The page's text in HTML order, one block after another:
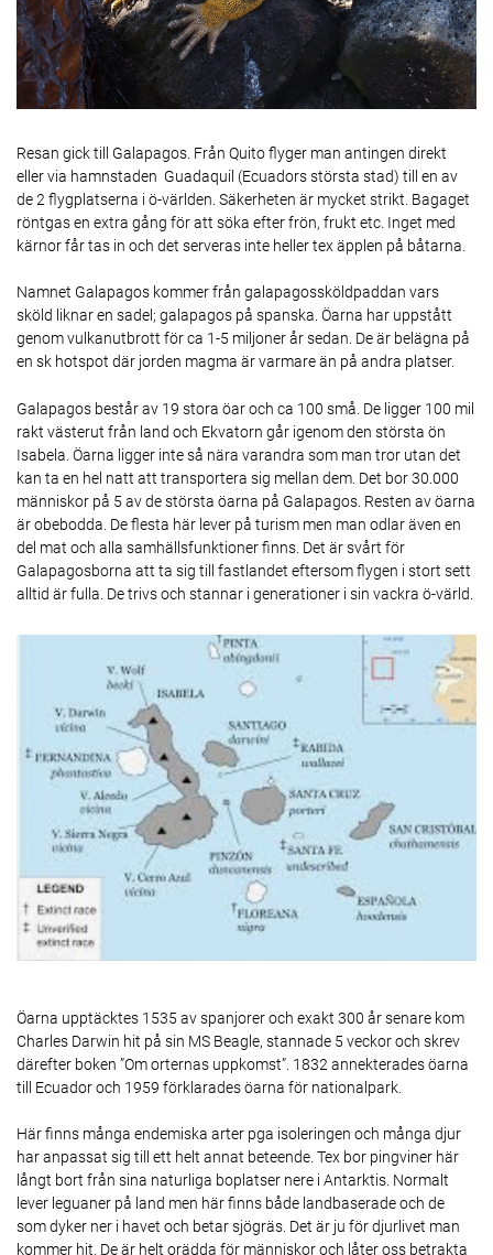
Resan gick till Galapagos. Från Quito flyger man antingen direkt
eller via hamnstaden Guadaquil (Ecuadors största stad) till en av
de 2 flygplatserna i ö-världen. Säkerheten är mycket strikt. Bagaget
röntgas en extra gång för att söka efter frön, frukt etc. Inget med
kärnor får tas in och det serveras inte heller tex äpplen på båtarna.
Namnet Galapagos kommer från galapagossköldpaddan vars
sköld liknar en sadel; galapagos på spanska. Öarna har uppstått
genom vulkanutbrott för ca 1-5 miljoner år sedan. De är belägna på
en sk hotspot där jorden magma är varmare än på andra platser.
Galapagos består av 19 stora öar och ca 100 små. De ligger 100 mil
rakt västerut från land och Ekvatorn går igenom den största ön
Isabela. Öarna ligger inte så nära varandra som man tror utan det
kan ta en hel natt att transportera sig mellan dem. Det bor 30.000
människor på 5 av de största öarna på Galapagos. Resten av öarna
är obebodda. De flesta här lever på turism men man odlar även en
del mat och alla samhällsfunktioner finns. Det är svårt för
Galapagosborna att ta sig till fastlandet eftersom flygen i stort sett
alltid är fulla. De trivs och stannar i generationer i sin vackra ö-värld.
Öarna upptäcktes 1535 av spanjorer och exakt 300 år senare kom
Charles Darwin hit på sin MS Beagle, stannade 5 veckor och skrev
därefter boken ”Om orternas uppkomst”. 1832 annekterades öarna
till Ecuador och 1959 förklarades öarna för nationalpark.
Här finns många endemiska arter pga isoleringen och många djur
har anpassat sig till ett helt annat beteende. Tex bor pingviner här
långt bort från sina naturliga boplatser nere i Antarktis. Normalt
lever leguaner på land men här finns både landbaserade och de
som dyker ner i havet och betar sjögräs. Det är ju för djurlivet man
kommer hit. De är helt orädda för människor och låter oss betrakta